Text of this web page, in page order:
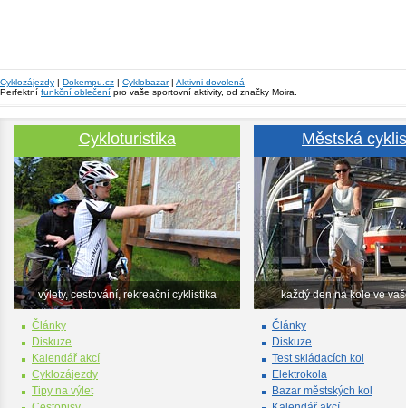
Cyklozájezdy | Dokempu.cz | Cyklobazar| Aktivni dovolená
Perfektní funkční oblečení pro vaše sportovní aktivity, od značky Moira.
Cykloturistika
výlety, cestování, rekreační cyklistika
Články
Diskuze
Kalendář akcí
Cyklozájezdy
Tipy na výlet
Městská
každý den na kole ve
Články
Diskuze
Test skládacích kol
Elektrokola
Bazar městských kol